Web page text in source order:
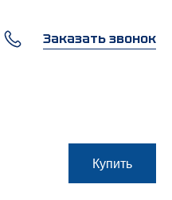
Заказать звонок
Купить